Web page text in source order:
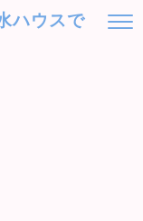
ハウスで